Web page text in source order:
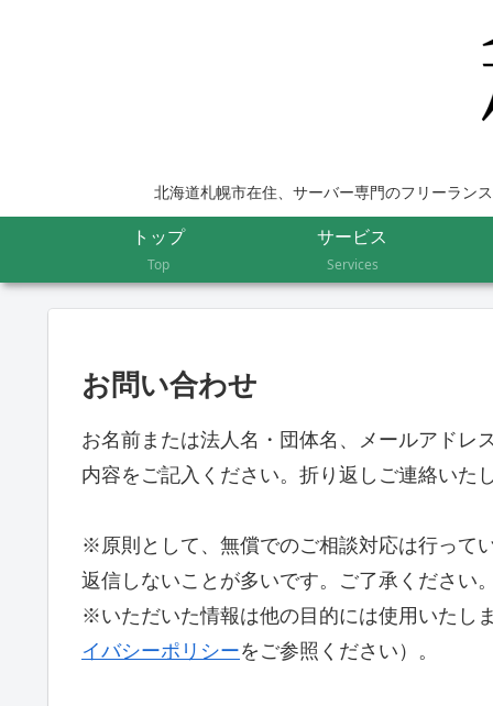
北海道札幌市在住、サーバー専門のフリーラン
トップ
Top
サービス
Services
お問い合わせ
お名前または法人名・団体名、メールアドレ
内容をご記入ください。折り返しご連絡いた
※原則として、無償でのご相談対応は行って
返信しないことが多いです。ご了承ください
※いただいた情報は他の目的には使用いたし
イバシーポリシーをご参照ください）。